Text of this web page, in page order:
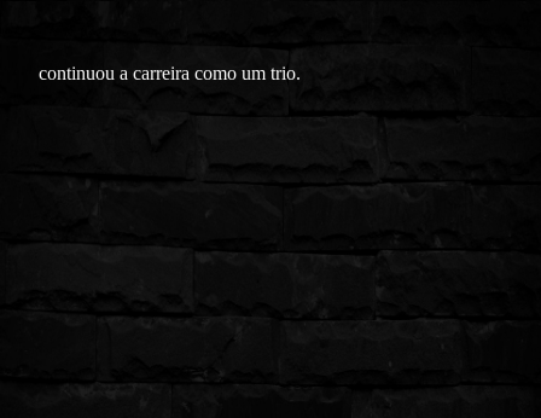
continuou a carreira como um trio.